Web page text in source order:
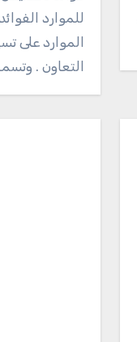
للموارد
الموارد على
التعاون .